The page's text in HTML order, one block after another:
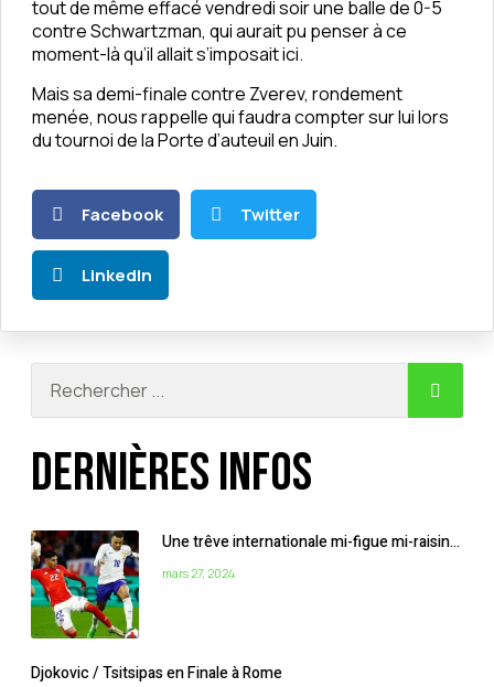
tout de même effacé vendredi soir une balle de 0-5
contre Schwartzman, qui aurait pu penser à ce
moment-là qu’il allait s’imposait ici.
Mais sa demi-finale contre Zverev, rondement
menée, nous rappelle qui faudra compter sur lui lors
du tournoi de la Porte d’auteuil en Juin.
Facebook Twitter
LinkedIn
Dernières infos
Une trêve internationale mi-figue mi-raisin…
mars 27, 2024
Djokovic / Tsitsipas en Finale à Rome